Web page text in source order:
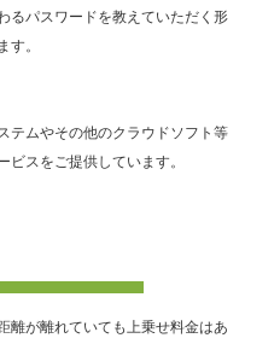
るパスワードを教えていただく形
す。
テムやその他のクラウドソフト等
ビスをご提供しています。
離が離れていても上乗せ料金はあ